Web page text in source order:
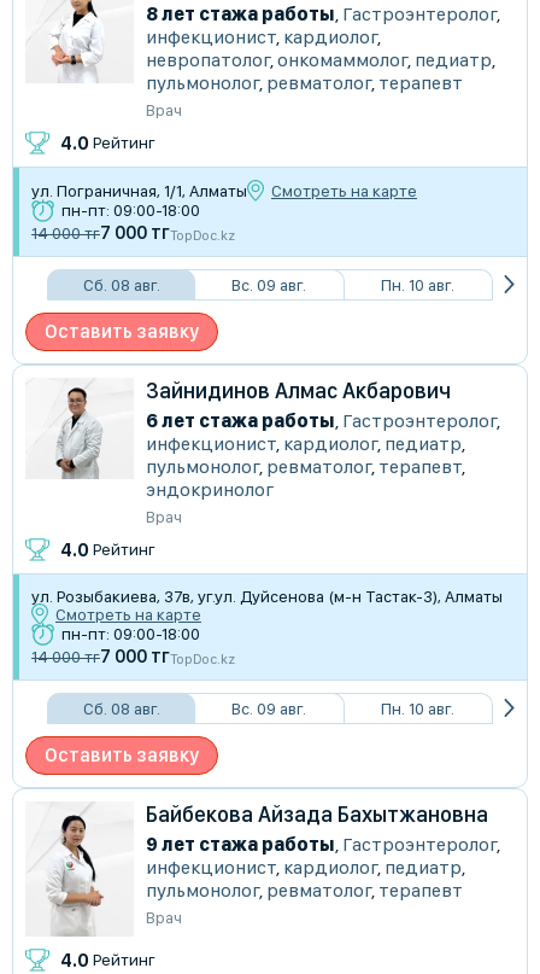
8 лет стажа работы Гастроэнтеролог,
инфекционист кардиолог,
невропатолог, онкомаммолог, педиатр
пульмонолог, ревматолог, терапевт
Врач
4.0 Рейтинг
ул. Пограничная, 1/1, Алматы
Смотреть на карте
пн-пт: 09:00-18:00
14 000 тг7 000 тгTopDoc.kz
Сб. 08 авг. Вс. 09 авг. Пн. 10 авг.
Оставить заявку
Зайнидинов Алмас Акбарович
6 лет стажа работы Гастроэнтеролог,
инфекционист кардиолог, педиатр
пульмонолог, ревматолог, терапевт
эндокринолог
Врач
4.0 Рейтинг
​ул. Розыбакиева, 37в, уг.ул. Дуйсенова (м-н Тастак-3), Алматы
Смотреть на карте
пн-пт: 09:00-18:00
14 000 тг7 000 тгTopDoc.kz
Сб. 08 авг. Вс. 09 авг. Пн. 10 авг.
Оставить заявку
Байбекова Айзада Бахытжановна
9 лет стажа работы Гастроэнтеролог,
инфекционист кардиолог, педиатр
пульмонолог, ревматолог, терапевт
Врач
4.0 Рейтинг